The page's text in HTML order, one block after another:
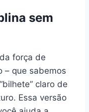
sem
força de
– que sabemos
claro de
Essa versão